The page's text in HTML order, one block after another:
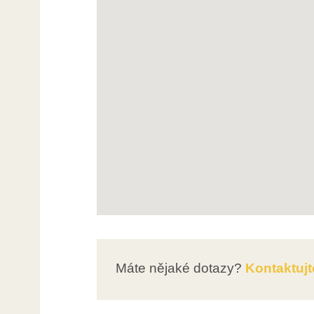
Máte nějaké dotazy?